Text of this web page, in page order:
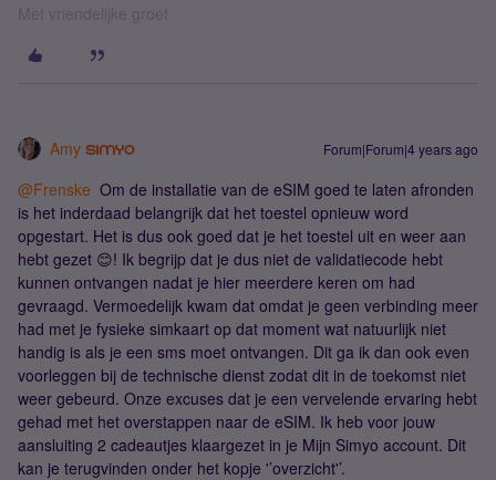
Met vriendelijke groet
Amy Forum|Forum|4 years ago
@Frenske Om de installatie van de eSIM goed te laten afronden
is het inderdaad belangrijk dat het toestel opnieuw word
opgestart. Het is dus ook goed dat je het toestel uit en weer aan
hebt gezet 😊! Ik begrijp dat je dus niet de validatiecode hebt
kunnen ontvangen nadat je hier meerdere keren om had
gevraagd. Vermoedelijk kwam dat omdat je geen verbinding meer
had met je fysieke simkaart op dat moment wat natuurlijk niet
handig is als je een sms moet ontvangen. Dit ga ik dan ook even
voorleggen bij de technische dienst zodat dit in de toekomst niet
weer gebeurd. Onze excuses dat je een vervelende ervaring hebt
gehad met het overstappen naar de eSIM. Ik heb voor jouw
aansluiting 2 cadeautjes klaargezet in je Mijn Simyo account. Dit
kan je terugvinden onder het kopje '’overzicht'’.